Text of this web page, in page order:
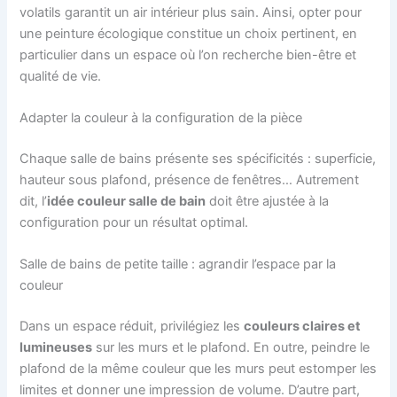
volatils garantit un air intérieur plus sain. Ainsi, opter pour
une peinture écologique constitue un choix pertinent, en
particulier dans un espace où l’on recherche bien-être et
qualité de vie.
Adapter la couleur à la configuration de la pièce
Chaque salle de bains présente ses spécificités : superficie,
hauteur sous plafond, présence de fenêtres… Autrement
dit, l’idée couleur salle de bain doit être ajustée à la
configuration pour un résultat optimal.
Salle de bains de petite taille : agrandir l’espace par la
couleur
Dans un espace réduit, privilégiez lescouleurs claires et
lumineuses sur les murs et le plafond. En outre, peindre le
plafond de la même couleur que les murs peut estomper les
limites et donner une impression de volume. D’autre part,